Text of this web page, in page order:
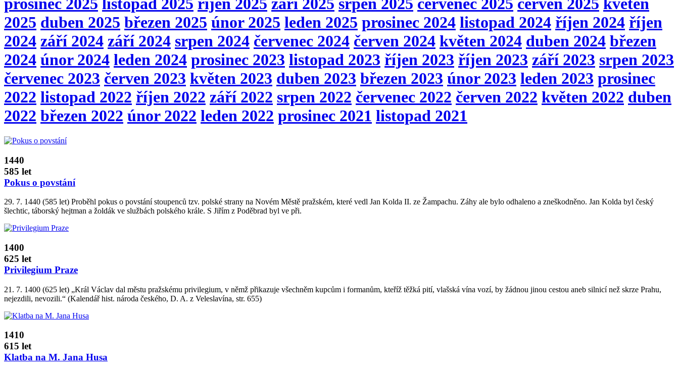
prosinec 2025 listopad 2025 říjen 2025 září 2025 srpen 2025 červenec 2025 červen 2025 květen
2025 duben 2025 březen 2025 únor 2025 leden 2025 prosinec 2024 listopad 2024 říjen 2024 říjen
2024 září 2024 září 2024 srpen 2024 červenec 2024 červen 2024 květen 2024 duben 2024 březen
2024 únor 2024 leden 2024 prosinec 2023 listopad 2023 říjen 2023 říjen 2023 září 2023 srpen 2023
červenec 2023 červen 2023 květen 2023 duben 2023 březen 2023 únor 2023 leden 2023 prosinec
2022 listopad 2022 říjen 2022 září 2022 srpen 2022 červenec 2022 červen 2022 květen 2022 duben
2022 březen 2022 únor 2022 leden 2022 prosinec 2021 listopad 2021
1440
585 let
Pokus o povstání
29. 7. 1440 (585 let) Proběhl pokus o povstání stoupenců tzv. polské strany na Novém Městě pražském, které vedl Jan Kolda II. ze Žampachu. Záhy ale bylo odhaleno a zneškodněno. Jan Kolda byl český
šlechtic, táborský hejtman a žoldák ve službách polského krále. S Jiřím z Poděbrad byl ve při.
1400
625 let
Privilegium Praze
21. 7. 1400 (625 let) „Král Václav dal městu pražskému privilegium, v němž přikazuje všechněm kupcům i formanům, kteříž těžká pití, vlašská vína vozí, by žádnou jinou cestou aneb silnicí než skrze Prahu,
nejezdili, nevozili.“ (Kalendář hist. národa českého, D. A. z Veleslavína, str. 655)
1410
615 let
Klatba na M. Jana Husa